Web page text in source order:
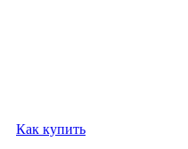
Как купить